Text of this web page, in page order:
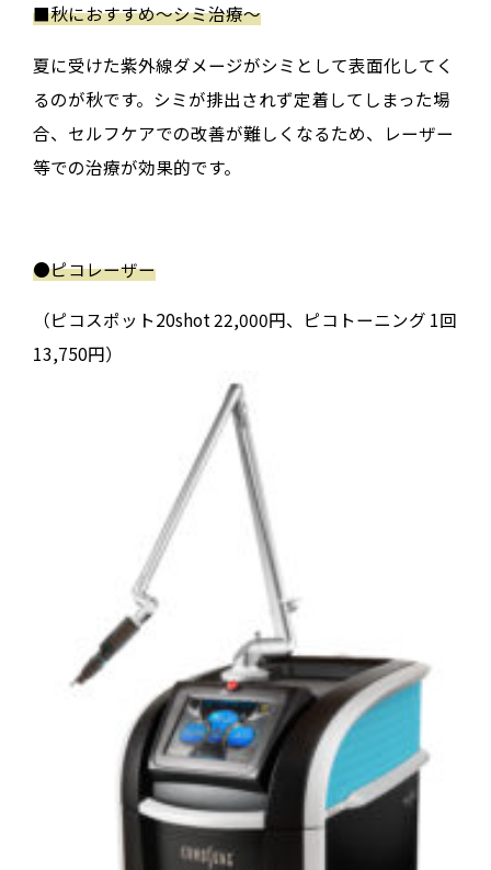
■秋におすすめ〜シミ治療〜
夏に受けた紫外線ダメージがシミとして表面化してく
るのが秋です。シミが排出されず定着してしまった場
合、セルフケアでの改善が難しくなるため、レーザー
等での治療が効果的です。
●ピコレーザー
（ピコスポット20shot 22,000円、ピコトーニング 1回
13,750円）